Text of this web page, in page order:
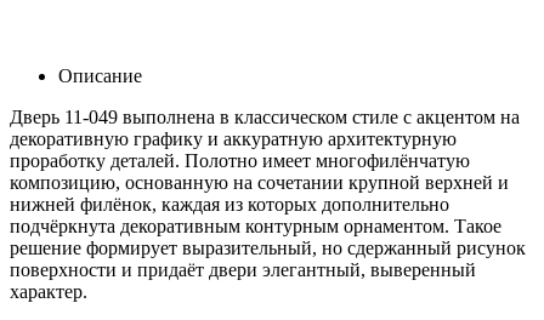
Описание
Дверь 11-049 выполнена в классическом стиле с акцентом на
декоративную графику и аккуратную архитектурную
проработку деталей. Полотно имеет многофилёнчатую
композицию, основанную на сочетании крупной верхней и
нижней филёнок, каждая из которых дополнительно
подчёркнута декоративным контурным орнаментом. Такое
решение формирует выразительный, но сдержанный рисунок
поверхности и придаёт двери элегантный, выверенный
характер.